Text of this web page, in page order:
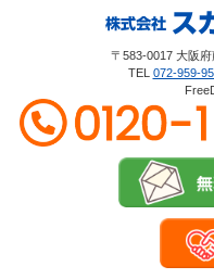
木… 【別
仲介や買
ので解体
可能な点
ど解体工
持ち、ま
談くだ
ら無料で
ん。 是非
こちら】
曳野市、
市や柏原
す。 【
事、プ
事、外
す。 他社
ので解体
可能な点
ど解体
持ち、ま
談くださ
ら無料で
ん。 是非
エストの
こちら
曳野市
市や柏原
大気汚
よって埋
を守るた
工事は建
を組み
す。■最
せてい
題には、
まれます
物の種類
っかりと
は、適切
うにし
工事に活
〒583-0017 大阪
TEL 072-959-